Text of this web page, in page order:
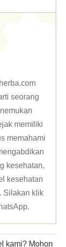
seorang
memiliki
memahami
kesehatan,
kesehatan
Silakan klik
.
kami? Mohon